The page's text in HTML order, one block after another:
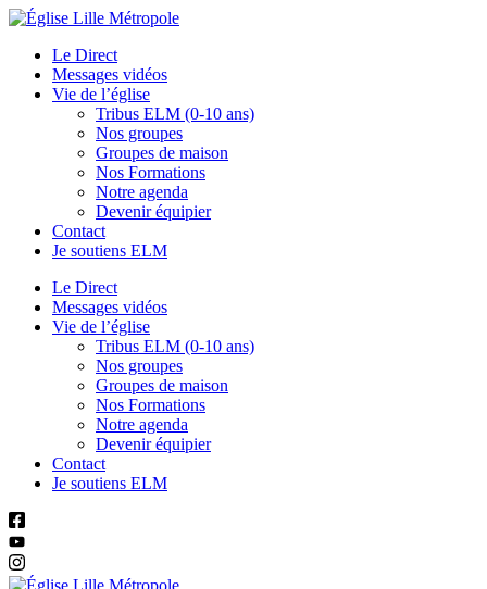
Le Direct
Messages vidéos
Vie de l’église
Tribus ELM (0-10 ans)
Nos groupes
Groupes de maison
Nos Formations
Notre agenda
Devenir équipier
Contact
Je soutiens ELM
Le Direct
Messages vidéos
Vie de l’église
Tribus ELM (0-10 ans)
Nos groupes
Groupes de maison
Nos Formations
Notre agenda
Devenir équipier
Contact
Je soutiens ELM